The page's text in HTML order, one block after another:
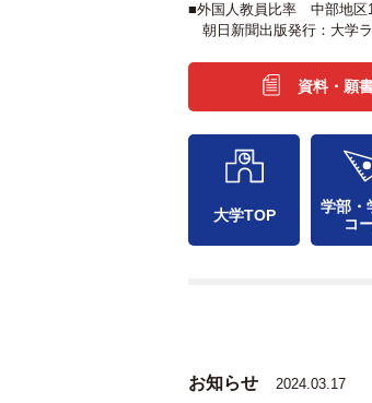
■外国人教員比率 中部地区1
朝日新聞出版発行：大学
資料・願
大学TOP
学部・
コ
お知らせ 2024.03.17